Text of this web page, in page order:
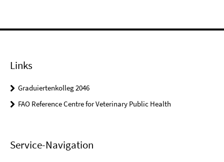
Links
Graduiertenkolleg 2046
FAO Reference Centre for Veterinary Public Health
Service-Navigation